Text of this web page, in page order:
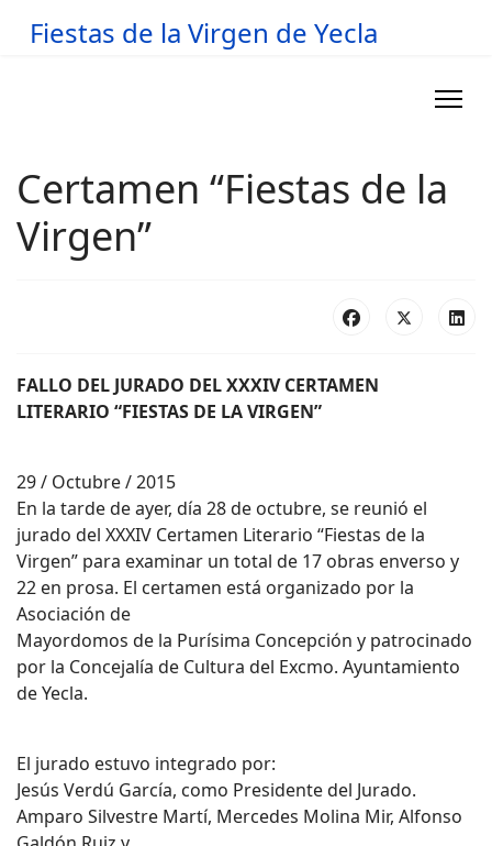
Fiestas de la Virgen de Yecla
Certamen “Fiestas de la
Virgen”
FALLO DEL JURADO DEL XXXIV CERTAMEN
LITERARIO “FIESTAS DE LA VIRGEN”
29 / Octubre / 2015
En la tarde de ayer, día 28 de octubre, se reunió el
jurado del XXXIV Certamen Literario “Fiestas de la
Virgen” para examinar un total de 17 obras enverso y
22 en prosa. El certamen está organizado por la
Asociación de
Mayordomos de la Purísima Concepción y patrocinado
por la Concejalía de Cultura del Excmo. Ayuntamiento
de Yecla.
El jurado estuvo integrado por:
Jesús Verdú García, como Presidente del Jurado.
Amparo Silvestre Martí, Mercedes Molina Mir, Alfonso